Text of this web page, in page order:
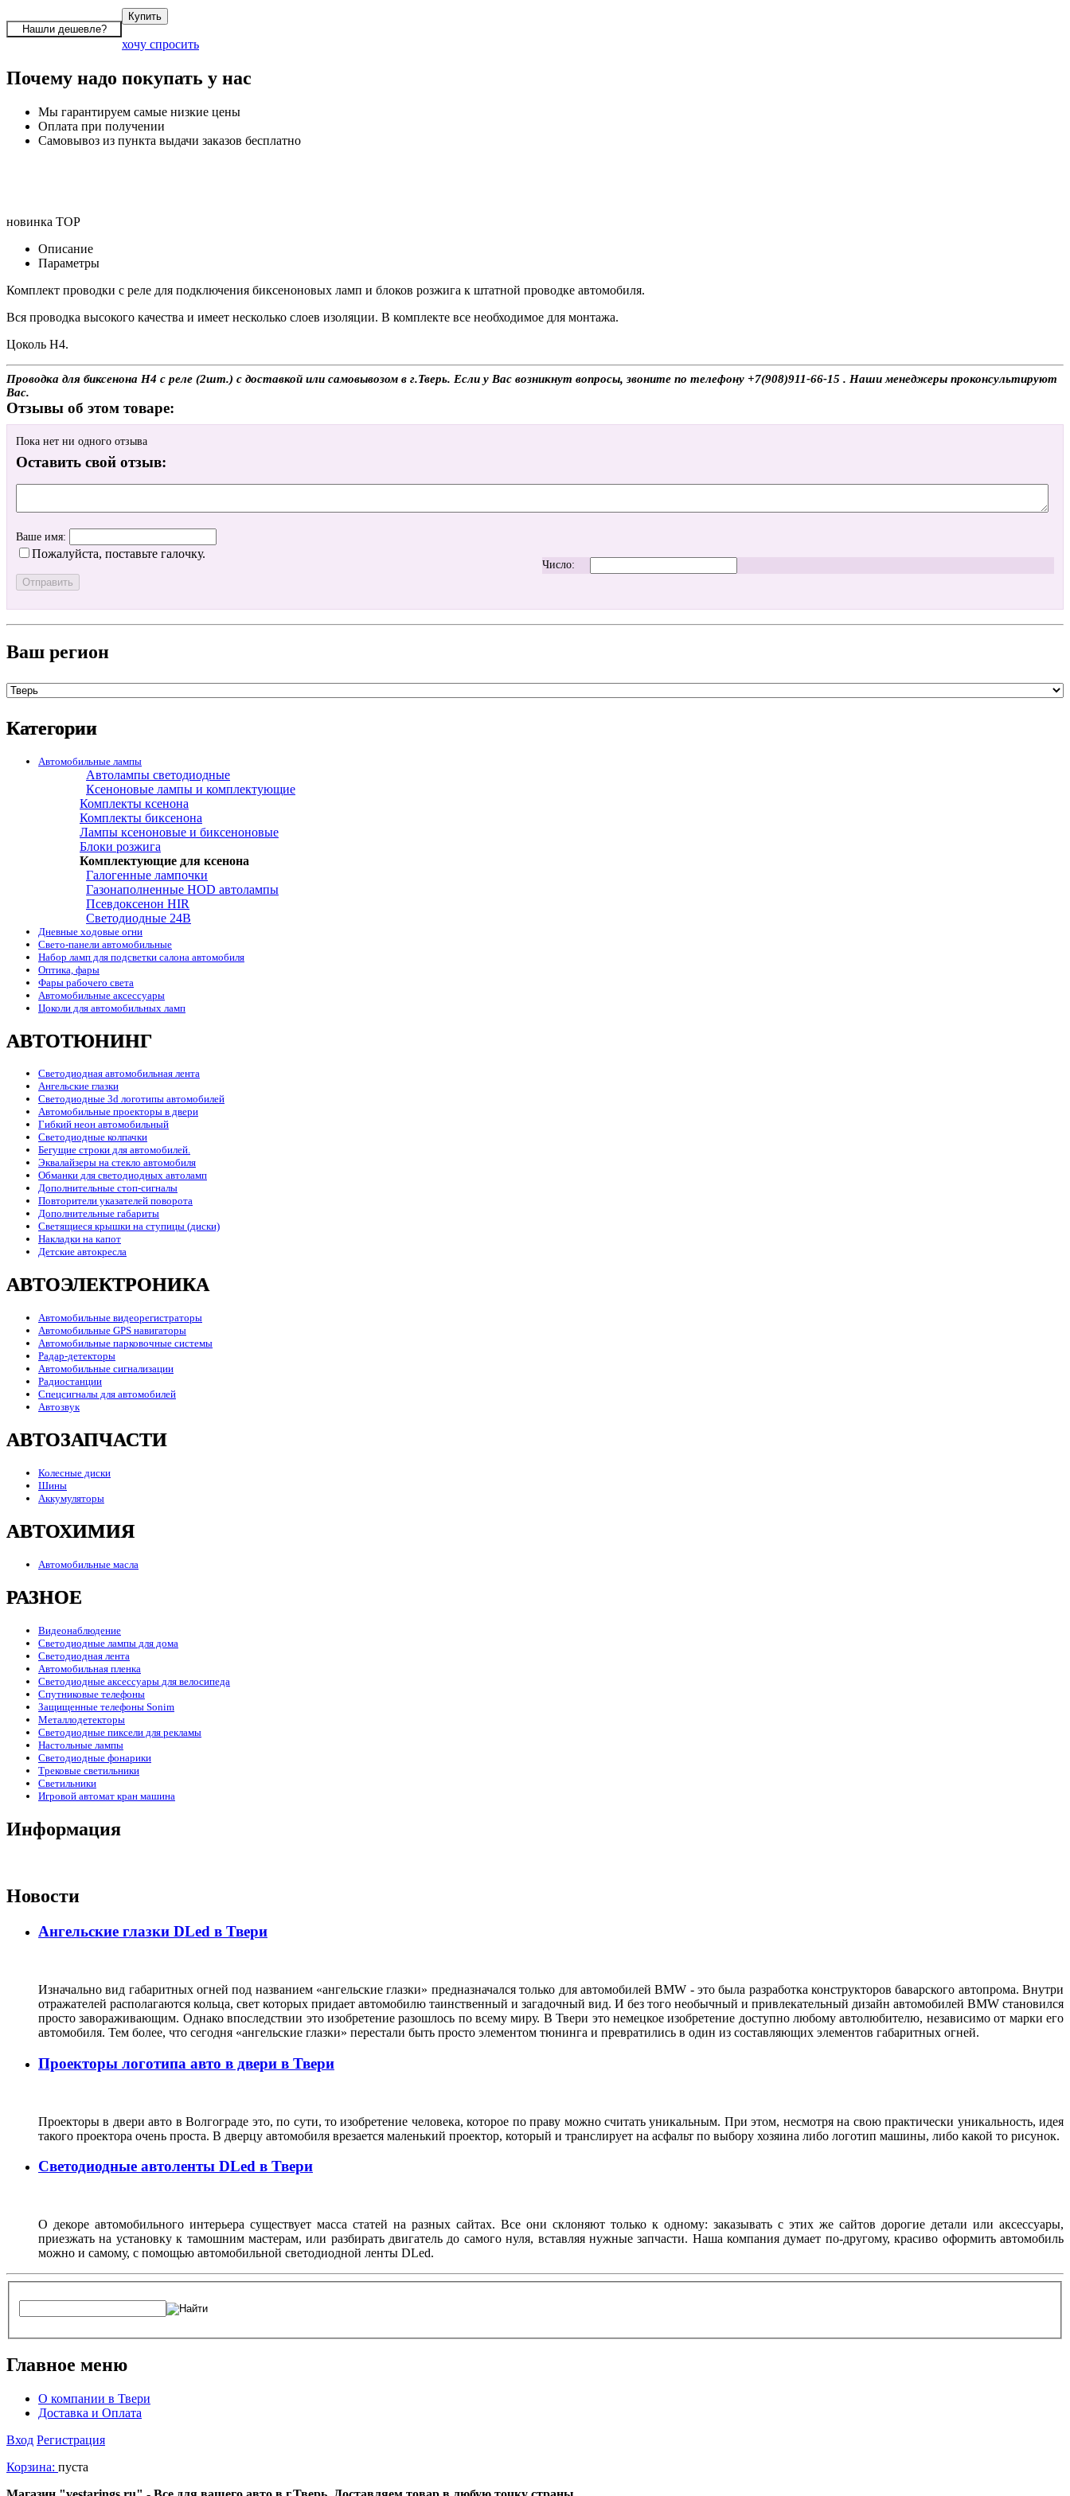
хочу спросить
Почему надо покупать у нас
Мы гарантируем самые низкие цены
Оплата при получении
Самовывоз из пункта выдачи заказов бесплатно
новинка TOP
Описание
Параметры
Комплект проводки с реле для подключения биксеноновых ламп и блоков розжига к штатной проводке автомобиля.
Вся проводка высокого качества и имеет несколько слоев изоляции. В комплекте все необходимое для монтажа.
Цоколь H4.
Проводка для биксенона H4 с реле (2шт.) с доставкой или самовывозом в г.Тверь. Если у Вас возникнут вопросы, звоните по телефону +7(908)911-66-15 . Наши менеджеры проконсультируют
Вас.
Отзывы об этом товаре:
Пока нет ни одного отзыва
Оставить свой отзыв:
Ваше имя:
Пожалуйста, поставьте галочку.
Число:
Ваш регион
Категории
Автомобильные лампы
Автолампы светодиодные
Ксеноновые лампы и комплектующие
Комплекты ксенона
Комплекты биксенона
Лампы ксеноновые и биксеноновые
Блоки розжига
Комплектующие для ксенона
Галогенные лампочки
Газонаполненные HOD автолампы
Псевдоксенон HIR
Cветодиодные 24B
Дневные ходовые огни
Свето-панели автомобильные
Набор ламп для подсветки салона автомобиля
Оптика, фары
Фары рабочего света
Автомобильные аксессуары
Цоколи для автомобильных ламп
АВТОТЮНИНГ
Светодиодная автомобильная лента
Ангельские глазки
Светодиодные 3d логотипы автомобилей
Автомобильные проекторы в двери
Гибкий неон автомобильный
Светодиодные колпачки
Бегущие строки для автомобилей.
Эквалайзеры на стекло автомобиля
Обманки для светодиодных автоламп
Дополнительные стоп-сигналы
Повторители указателей поворота
Дополнительные габариты
Светящиеся крышки на ступицы (диски)
Накладки на капот
Детские автокресла
АВТОЭЛЕКТРОНИКА
Автомобильные видеорегистраторы
Автомобильные GPS навигаторы
Автомобильные парковочные системы
Радар-детекторы
Автомобильные сигнализации
Радиостанции
Спецсигналы для автомобилей
Автозвук
АВТОЗАПЧАСТИ
Колесные диски
Шины
Аккумуляторы
АВТОХИМИЯ
Автомобильные масла
РАЗНОЕ
Видеонаблюдение
Светодиодные лампы для дома
Светодиодная лента
Автомобильная пленка
Светодиодные аксессуары для велосипеда
Спутниковые телефоны
Защищенные телефоны Sonim
Металлодетекторы
Светодиодные пиксели для рекламы
Настольные лампы
Светодиодные фонарики
Трековые светильники
Светильники
Игровой автомат кран машина
Информация
Новости
Ангельские глазки DLed в Твери
Изначально вид габаритных огней под названием «ангельские глазки» предназначался только для автомобилей BMW - это была разработка конструкторов баварского автопрома. Внутри
отражателей располагаются кольца, свет которых придает автомобилю таинственный и загадочный вид. И без того необычный и привлекательный дизайн автомобилей BMW становился
просто завораживающим. Однако впоследствии это изобретение разошлось по всему миру. В Твери это немецкое изобретение доступно любому автолюбителю, независимо от марки его
автомобиля. Тем более, что сегодня «ангельские глазки» перестали быть просто элементом тюнинга и превратились в один из составляющих элементов габаритных огней.
Проекторы логотипа авто в двери в Твери
Проекторы в двери авто в Волгограде это, по сути, то изобретение человека, которое по праву можно считать уникальным. При этом, несмотря на свою практически уникальность, идея
такого проектора очень проста. В дверцу автомобиля врезается маленький проектор, который и транслирует на асфальт по выбору хозяина либо логотип машины, либо какой то рисунок.
Светодиодные автоленты DLed в Твери
О декоре автомобильного интерьера существует масса статей на разных сайтах. Все они склоняют только к одному: заказывать с этих же сайтов дорогие детали или аксессуары,
приезжать на установку к тамошним мастерам, или разбирать двигатель до самого нуля, вставляя нужные запчасти. Наша компания думает по-другому, красиво оформить автомобиль
можно и самому, с помощью автомобильной светодиодной ленты DLed.
Главное меню
О компании в Твери
Доставка и Оплата
Вход Регистрация
Корзина: пуста